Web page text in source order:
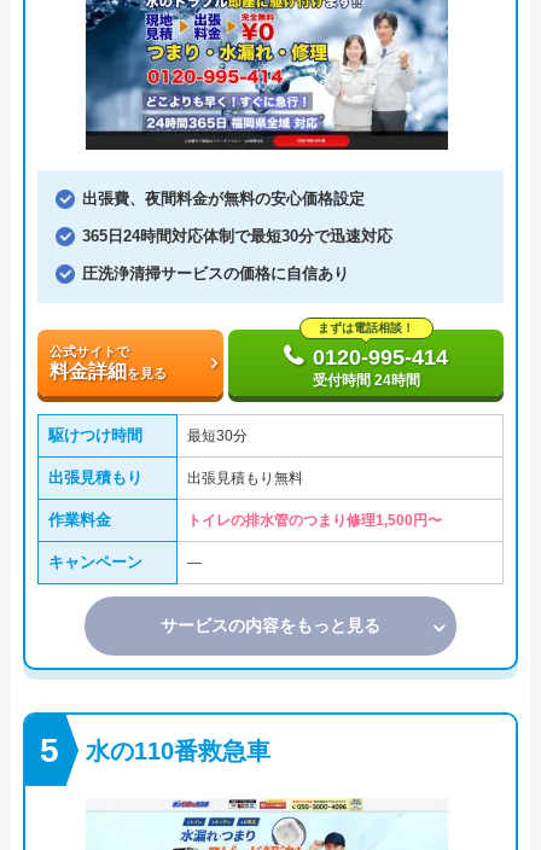
出張費、夜間料金が無料の安心価格設定
365日24時間対応体制で最短30分で迅速対応
圧洗浄清掃サービスの価格に自信あり
公式サイトで
料金詳細を見る
まずは電話相談！
0120-995-414
受付時間 24時間
駆けつけ時間 最短30分
出張見積もり 出張見積もり無料
作業料金 トイレの排水管のつまり修理1,500円〜
キャンペーン ―
サービスの内容をもっと見る
水の110番救急車